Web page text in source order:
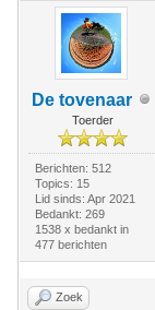
De tovenaar
Toerder
Berichten: 512
Topics: 15
Lid sinds: Apr 2021
Bedankt: 269
1538 x bedankt in
477 berichten
Zoek